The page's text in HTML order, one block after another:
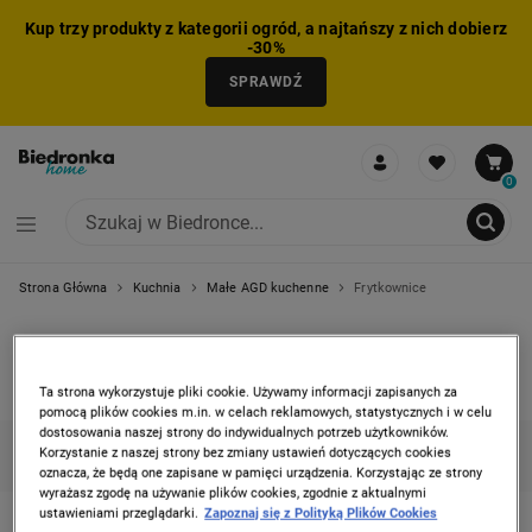
Kup trzy produkty z kategorii ogród, a najtańszy z nich dobierz
-30%
SPRAWDŹ
0
Strona Główna Kuchnia Małe AGD kuchenne Frytkownice
2 produkty
KATEGORIE FILTRUJ(2)
Ta strona wykorzystuje pliki cookie. Używamy informacji zapisanych za
pomocą plików cookies m.in. w celach reklamowych, statystycznych i w celu
dostosowania naszej strony do indywidualnych potrzeb użytkowników.
Korzystanie z naszej strony bez zmiany ustawień dotyczących cookies
oznacza, że będą one zapisane w pamięci urządzenia. Korzystając ze strony
wyrażasz zgodę na używanie plików cookies, zgodnie z aktualnymi
ustawieniami przeglądarki. Zapoznaj się z Polityką Plików Cookies